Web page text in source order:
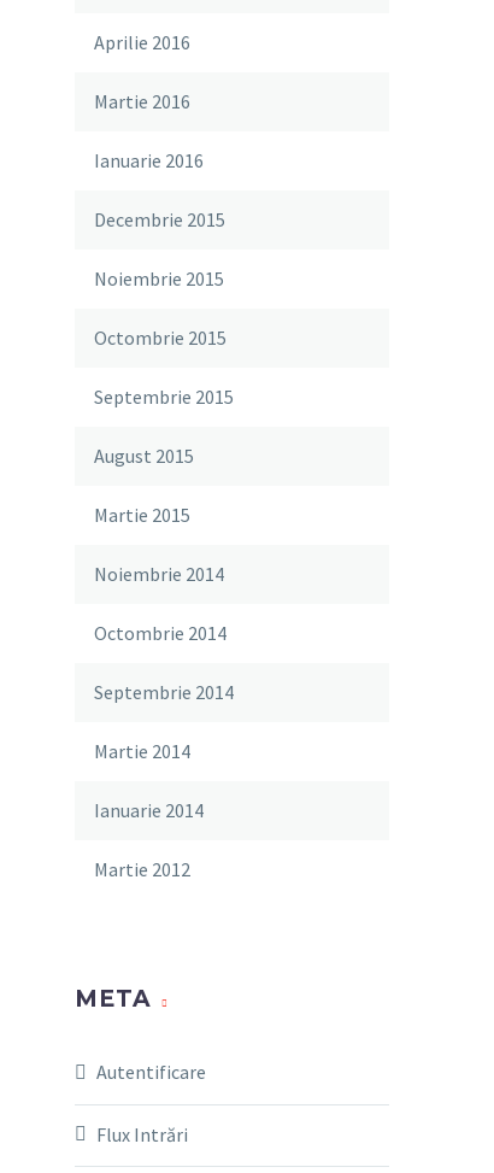
Aprilie 2016
Martie 2016
Ianuarie 2016
Decembrie 2015
Noiembrie 2015
Octombrie 2015
Septembrie 2015
August 2015
Martie 2015
Noiembrie 2014
Octombrie 2014
Septembrie 2014
Martie 2014
Ianuarie 2014
Martie 2012
META
Autentificare
Flux Intrări